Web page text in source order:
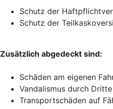
Schutz der
Schutz der
Zusätzlich abgedeckt sind:
Schäden am eigenen
Vandalismus durch Dritte
Transportschäden auf